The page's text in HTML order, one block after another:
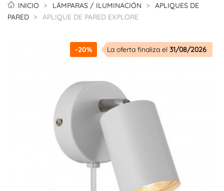
INICIO LÁMPARAS / ILUMINACIÓN
APLIQUES DE
PARED
APLIQUE DE PARED EXPLORE
-20% La oferta finaliza el 31/08/2026